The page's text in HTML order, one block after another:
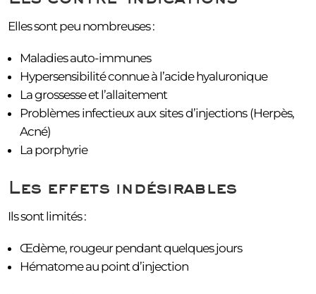
Elles sont peu nombreuses :
Maladies auto-immunes
Hypersensibilité connue à l’acide hyaluronique
La grossesse et l’allaitement
Problèmes infectieux aux sites d’injections (Herpès,
Acné)
La porphyrie
Les effets indésirables
Ils sont limités :
Œdème, rougeur pendant quelques jours
Hématome au point d’injection